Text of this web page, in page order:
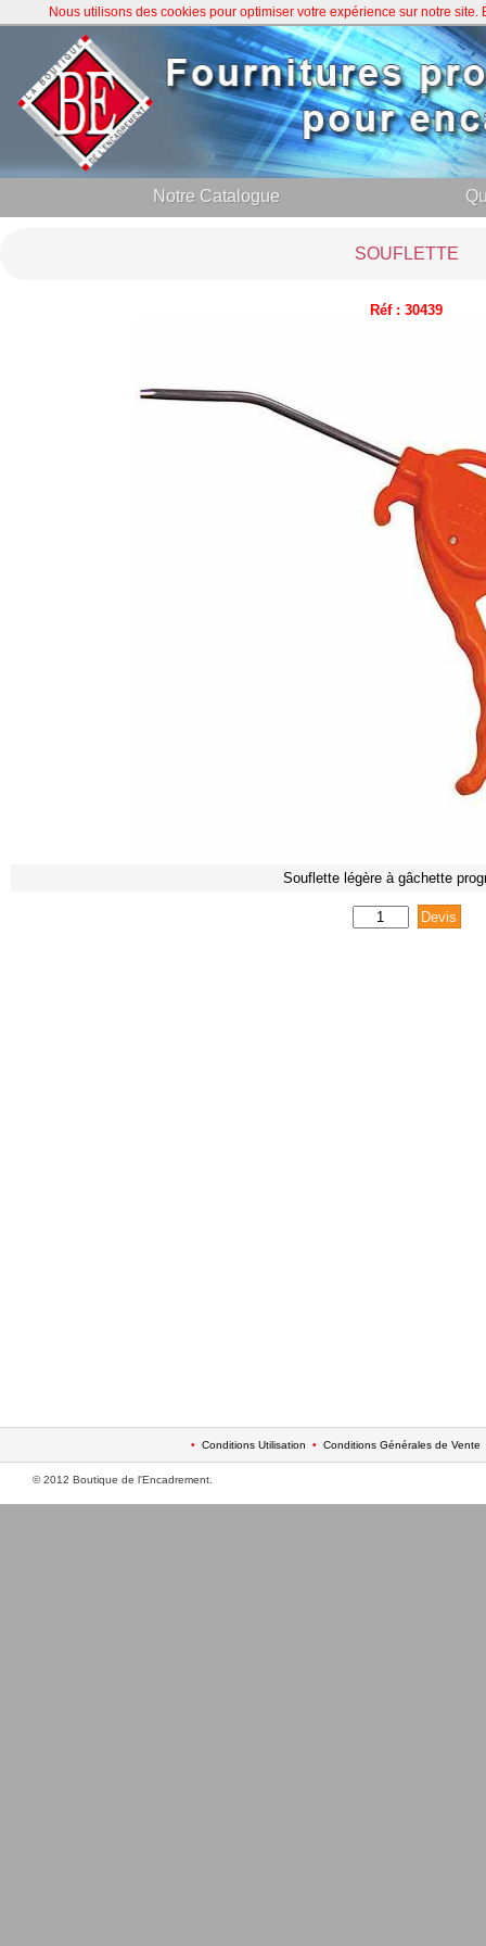
Notre Catalogue
SOUFLETTE
Réf : 30439
Souflette légère à gâchette
• Conditions Utilisation • Conditions Générales de Vente
© 2012 Boutique de l'Encadrement.
Nous utilisons des cookies pour optimiser votre expérience sur notre